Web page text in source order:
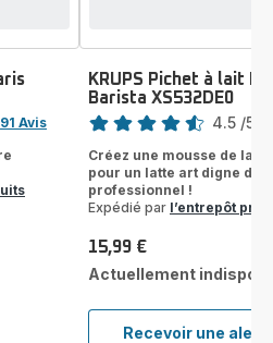
91 Avis
Recevoir une
KRUPS Pichet à lait
Barista XS532DE0
Note
4.5 /5
Créez une mousse de lait
pour un latte art digne d’un
professionnel !
Expédié par l’entrepôt
Prix
15,99 €
Actuellement